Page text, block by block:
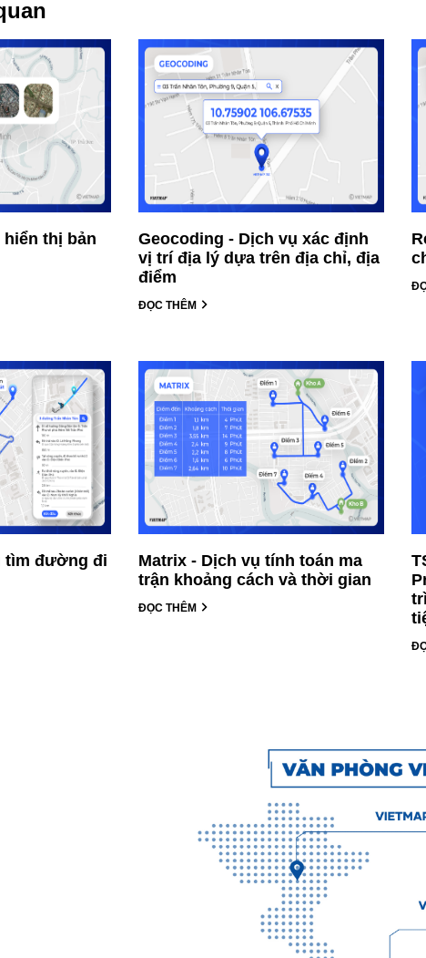
hiển thị bản
Geocoding - Dịch vụ xác định
vị trí địa lý dựa trên địa chỉ, địa
điểm
ĐỌC THÊM
tìm đường đi
Matrix - Dịch vụ tính toán ma
trận khoảng cách và thời gian
ĐỌC THÊM